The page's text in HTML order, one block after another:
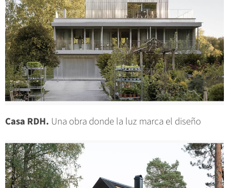
Casa RDH. Una obra donde la luz marca el diseño